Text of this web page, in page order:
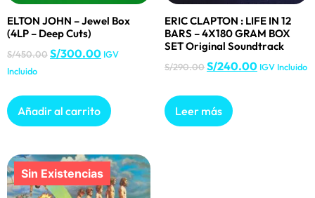
ELTON JOHN – Jewel Box
(4LP – Deep Cuts)
S/450.00S/300.00 IGV
Incluido
Añadir al carrito
ERIC CLAPTON : LIFE IN 12
BARS – 4X180 GRAM BOX
SET Original Soundtrack
S/290.00S/240.00 IGV Incluido
Leer más